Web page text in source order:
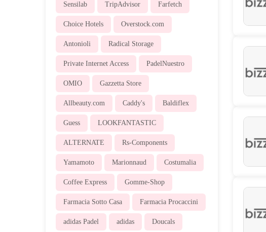
Sensilab TripAdvisor Farfetch
Choice Hotels Overstock.com
Antonioli Radical Storage
Private Internet Access PadelNuestro
OMIO Gazzetta Store
Allbeauty.com Caddy's Baldiflex
Guess LOOKFANTASTIC
ALTERNATE Rs-Components
Yamamoto Marionnaud Costumalia
Coffee Express Gomme-Shop
Farmacia Sotto Casa Farmacia Procaccini
adidas Padel adidas Doucals